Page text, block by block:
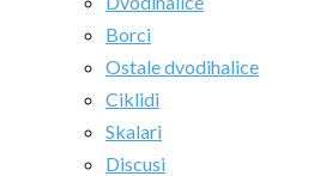
Borci
Ostale dvodihalice
Ciklidi
Skalari
Discusi